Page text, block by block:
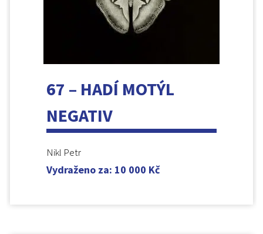
67 – HADÍ MOTÝL
NEGATIV
Nikl Petr
Vydraženo za: 10 000 Kč